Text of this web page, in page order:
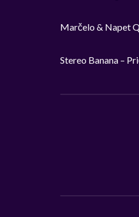
Marčelo & Napet
Stereo Banana –